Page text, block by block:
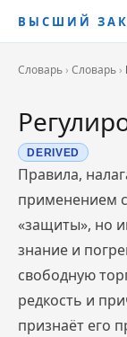
ВЫСШИЙ
Словарь › Словарь ›
DERIVED
Правила,
применением
«защиты», но
знание и
свободную
редкость и
признаёт его